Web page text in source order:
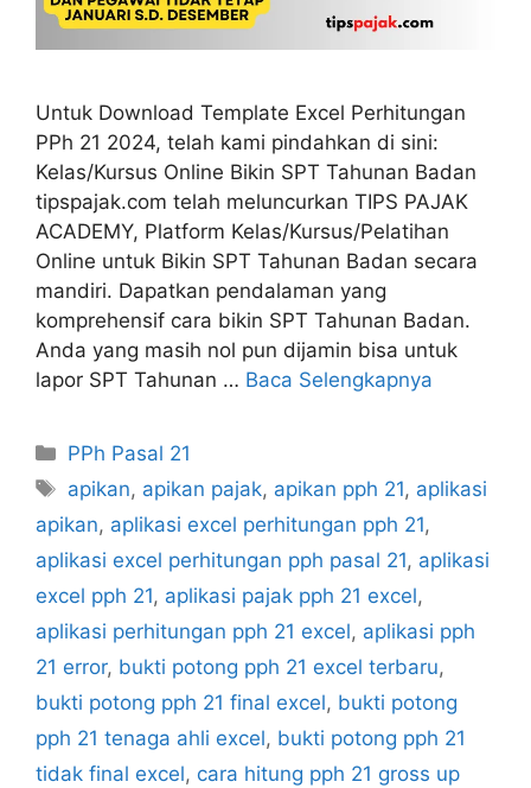
Untuk Download Template Excel Perhitungan
PPh 21 2024, telah kami pindahkan di sini:
Kelas/Kursus Online Bikin SPT Tahunan Badan
tipspajak.com telah meluncurkan TIPS PAJAK
ACADEMY, Platform Kelas/Kursus/Pelatihan
Online untuk Bikin SPT Tahunan Badan secara
mandiri. Dapatkan pendalaman yang
komprehensif cara bikin SPT Tahunan Badan.
Anda yang masih nol pun dijamin bisa untuk
lapor SPT Tahunan … Baca Selengkapnya
Kategori
PPh Pasal 21
Tag
apikan, apikan pajak, apikan pph 21, aplikasi
apikan, aplikasi excel perhitungan pph 21,
aplikasi excel perhitungan pph pasal 21, aplikasi
excel pph 21, aplikasi pajak pph 21 excel,
aplikasi perhitungan pph 21 excel, aplikasi pph
21 error, bukti potong pph 21 excel terbaru,
bukti potong pph 21 final excel, bukti potong
pph 21 tenaga ahli excel, bukti potong pph 21
tidak final excel, cara hitung pph 21 gross up